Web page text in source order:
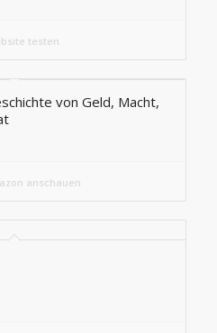
testen
von Geld, Macht,
anschauen